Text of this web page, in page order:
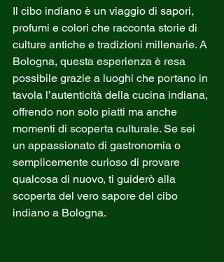
Il cibo indiano è un viaggio di sapori,
profumi e colori che racconta storie di
culture antiche e tradizioni millenarie. A
Bologna, questa esperienza è resa
possibile grazie a luoghi che portano in
tavola l’autenticità della cucina indiana,
offrendo non solo piatti ma anche
momenti di scoperta culturale. Se sei
un appassionato di gastronomia o
semplicemente curioso di provare
qualcosa di nuovo, ti guiderò alla
scoperta del vero sapore del cibo
indiano a Bologna.